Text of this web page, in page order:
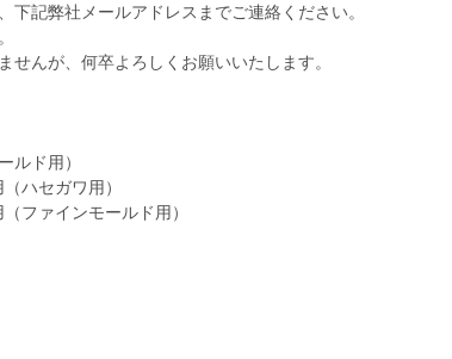
記弊社メールアドレスまでご連絡ください。
んが、何卒よろしくお願いいたします。
ルド用）
ハセガワ用）
ファインモールド用）